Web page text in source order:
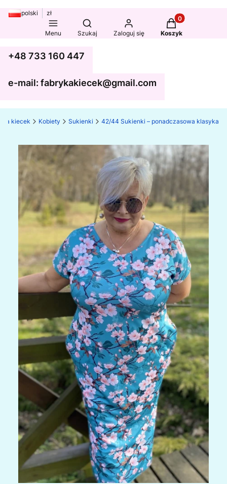
polski zł
Menu
Otwórz wyszukiwarkę
Szukaj Zaloguj się
Produkty w
Koszyk
+48 733 160 447
e-mail: fabrykakiecek@gmail.com
kiecek Kobiety Sukienki 42/44 Sukienki – ponadczasowa klasyka